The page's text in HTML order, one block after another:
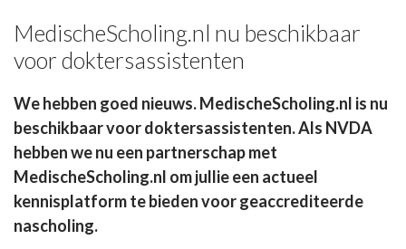
MedischeScholing.nl nu beschikbaar
voor doktersassistenten
We hebben goed nieuws. MedischeScholing.nl is nu
beschikbaar voor doktersassistenten. Als NVDA
hebben we nu een partnerschap met
MedischeScholing.nl om jullie een actueel
kennisplatform te bieden voor geaccrediteerde
nascholing.